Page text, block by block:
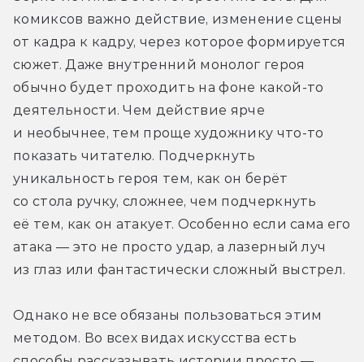
комиксов важно действие, изменение сцены
от кадра к кадру, через которое формируется
сюжет. Даже внутренний монолог героя
обычно будет проходить на фоне какой-то
деятельности. Чем действие ярче
и необычнее, тем проще художнику что-то
показать читателю. Подчеркнуть
уникальность героя тем, как он берёт
со стола ручку, сложнее, чем подчеркнуть
её тем, как он атакует. Особенно если сама его
атака — это не просто удар, а лазерный луч
из глаз или фантастически сложный выстрел.
Однако не все обязаны пользоваться этим
методом. Во всех видах искусства есть